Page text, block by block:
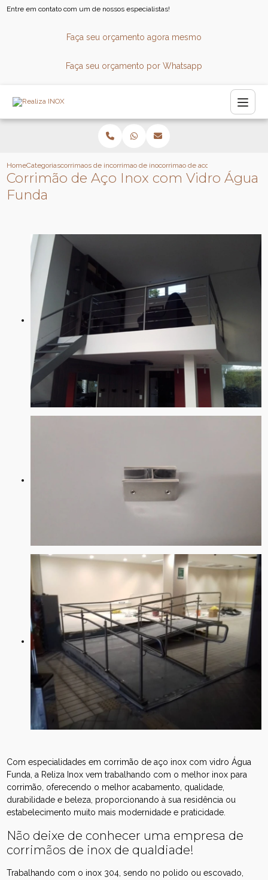
Entre em contato com um de nossos especialistas!
Faça seu orçamento agora mesmo
Faça seu orçamento por Whatsapp
HomeCategoriascorrimaos de inoxcorrimao de inoxcorrimao de aco inox com vidro
Corrimão de Aço Inox com Vidro Água
Funda
Com especialidades em corrimão de aço inox com vidro Água
Funda, a Reliza Inox vem trabalhando com o melhor inox para
corrimão, oferecendo o melhor acabamento, qualidade,
durabilidade e beleza, proporcionando à sua residência ou
estabelecimento muito mais modernidade e praticidade.
Não deixe de conhecer uma empresa de
corrimãos de inox de qualdiade!
Trabalhando com o inox 304, sendo no polido ou escovado,